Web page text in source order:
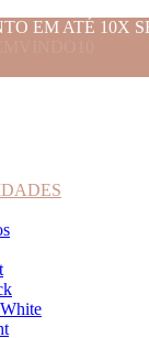
EM ATÉ 10X